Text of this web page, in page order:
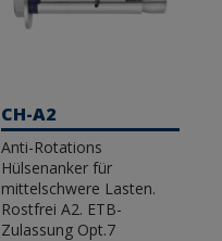
CH-A2
Anti-Rotations
Hülsenanker für
mittelschwere Lasten.
Rostfrei A2. ETB-
Zulassung Opt.7